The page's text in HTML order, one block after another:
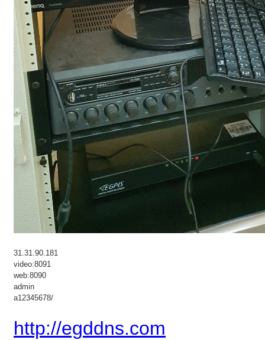
31.31.90.181
video:8091
web:8090
admin
a12345678/
http://egddns.com